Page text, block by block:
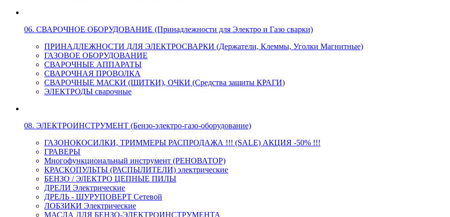
06. СВАРОЧНОЕ ОБОРУДОВАНИЕ (Принадлежности для Электро и Газо сварки)
ПРИНАДЛЕЖНОСТИ ДЛЯ ЭЛЕКТРОСВАРКИ (Держатели, Клеммы, Уголки Магнитные)
ГАЗОВОЕ ОБОРУДОВАНИЕ
СВАРОЧНЫЕ АППАРАТЫ
СВАРОЧНАЯ ПРОВОЛКА
СВАРОЧНЫЕ МАСКИ (ЩИТКИ), ОЧКИ (Средства защиты КРАГИ)
ЭЛЕКТРОДЫ сварочные
08. ЭЛЕКТРОИНСТРУМЕНТ (Бензо-электро-газо-оборудование)
ГАЗОНОКОСИЛКИ, ТРИММЕРЫ РАСПРОДАЖА !!! (SALE) АКЦИЯ -50% !!!
ГРАВЕРЫ
Многофункциональный инструмент (РЕНОВАТОР)
КРАСКОПУЛЬТЫ (РАСПЫЛИТЕЛИ) электрические
БЕНЗО / ЭЛЕКТРО ЦЕПНЫЕ ПИЛЫ
ДРЕЛИ Электрические
ДРЕЛЬ - ШУРУПОВЕРТ Сетевой
ЛОБЗИКИ Электрические
МАСЛА ДЛЯ БЕНЗО-ЭЛЕКТРОИНСТРУМЕНТА